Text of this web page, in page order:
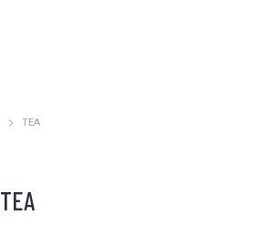
Estás aquí:
TEA
TEA